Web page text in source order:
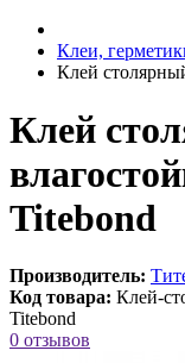
Клеи,
Клей
Клей
Titebond
Производитель:
Код товара: Клей-
Titebond
0 отзывов